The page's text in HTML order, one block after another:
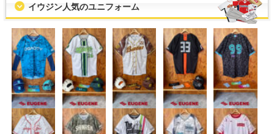
イウジン人気のユニフォーム